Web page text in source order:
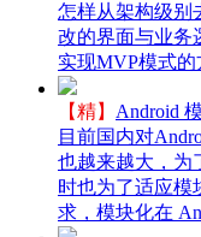
怎样从架构级别
改的界面与业务
实现MVP模式的
【精】 Android
目前国内对
也越来越大，为
时也为了适应模
求，模块化在